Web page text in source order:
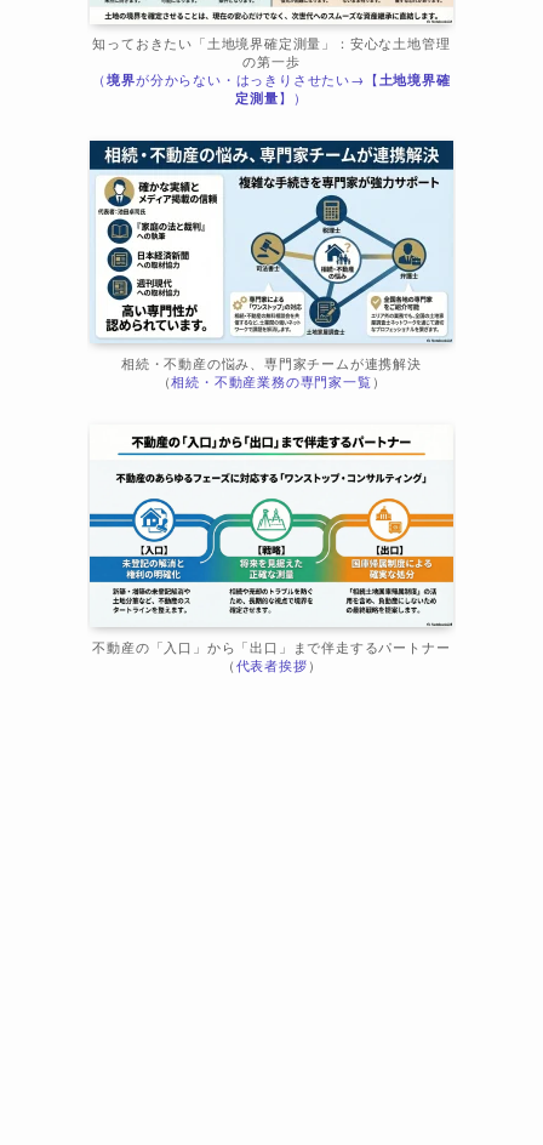
知っておきたい「土地境界確定測量」：安心な土地管理
の第一歩
（境界が分からない・はっきりさせたい→【土地境界確
定測量】）
相続・不動産の悩み、専門家チームが連携解決
（相続・不動産業務の専門家一覧）
不動産の「入口」から「出口」まで伴走するパートナー
（代表者挨拶）